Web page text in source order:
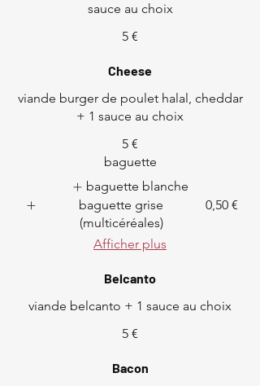
sauce au choix
5 €
Cheese
viande burger de poulet halal, cheddar
+ 1 sauce au choix
5 €
baguette
baguette blanche
baguette grise
(multicéréales)
0,50 €
Afficher plus
Belcanto
viande belcanto + 1 sauce au choix
5 €
Bacon